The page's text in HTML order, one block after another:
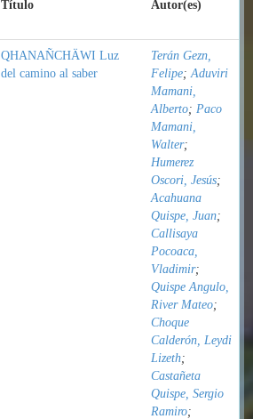
Título Autor(es)
QHANAÑCHÄWI Luz
del camino al saber
Terán Gezn,
Felipe;Aduviri
Mamani,
Alberto; Paco
Mamani,
Walter;
Humerez
Oscori, Jesús;
Acahuana
Quispe, Juan;
Callisaya
Pocoaca,
Vladimir;
Quispe Angulo,
River Mateo;
Choque
Calderón, Leydi
Lizeth;
Castañeta
Quispe, Sergio
Ramiro;